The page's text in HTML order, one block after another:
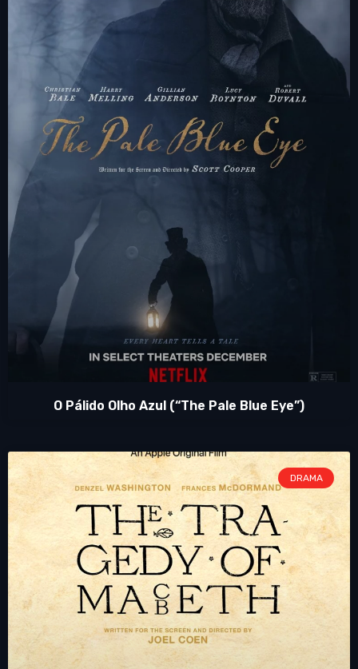
O Pálido Olho Azul (“The Pale Blue Eye”)
DRAMA